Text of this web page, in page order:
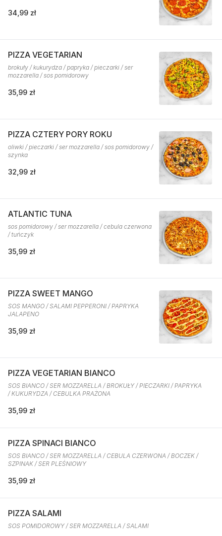
34,99 zł
PIZZA VEGETARIAN
brokuły / kukurydza / papryka / pieczarki / ser
mozzarella / sos pomidorowy
35,99 zł
PIZZA CZTERY PORY ROKU
oliwki / pieczarki / ser mozzarella / sos pomidorowy /
szynka
32,99 zł
ATLANTIC TUNA
sos pomidorowy / ser mozzarella / cebula czerwona
/ tuńczyk
35,99 zł
PIZZA SWEET MANGO
SOS MANGO / SALAMI PEPPERONI / PAPRYKA
JALAPENO
35,99 zł
PIZZA VEGETARIAN BIANCO
SOS BIANCO / SER MOZZARELLA / BROKUŁY / PIECZARKI / PAPRYKA
/ KUKURYDZA / CEBULKA PRAŻONA
35,99 zł
PIZZA SPINACI BIANCO
SOS BIANCO / SER MOZZARELLA / CEBULA CZERWONA / BOCZEK /
SZPINAK / SER PLEŚNIOWY
35,99 zł
PIZZA SALAMI
SOS POMIDOROWY / SER MOZZARELLA / SALAMI